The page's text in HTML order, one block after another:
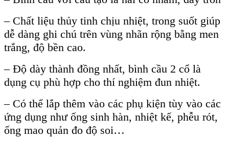
– Chất liệu thủy tinh chịu nhiệt, trong suốt giúp
dễ dàng ghi chú trên vùng nhãn rộng bằng men
trắng, độ bền cao.
– Độ dày thành đồng nhất, bình cầu 2 cổ là
dụng cụ phù hợp cho thí nghiệm đun nhiệt.
– Có thể lắp thêm vào các phụ kiện tùy vào các
ứng dụng như ống sinh hàn, nhiệt kế, phễu rót,
ống mao quản đo độ soi…